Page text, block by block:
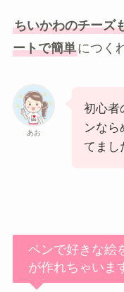
ちいかわのチーズ
ートで簡単につく
あお
初心者
ンなら
てまし
ペンで好きな絵
が作れちゃいま